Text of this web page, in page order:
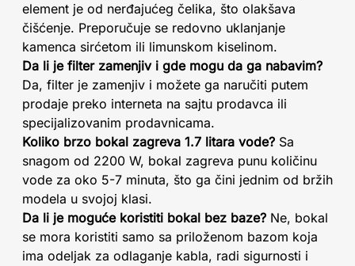
element je od nerđajućeg čelika, što olakšava
čišćenje. Preporučuje se redovno uklanjanje
kamenca sirćetom ili limunskom kiselinom.
Da li je filter zamenjiv i gde mogu da ga nabavim?
Da, filter je zamenjiv i možete ga naručiti putem
prodaje preko interneta na sajtu prodavca ili
specijalizovanim prodavnicama.
Koliko brzo bokal zagreva 1.7 litara vode? Sa
snagom od 2200 W, bokal zagreva punu količinu
vode za oko 5-7 minuta, što ga čini jednim od bržih
modela u svojoj klasi.
Da li je moguće koristiti bokal bez baze? Ne, bokal
se mora koristiti samo sa priloženom bazom koja
ima odeljak za odlaganje kabla, radi sigurnosti i